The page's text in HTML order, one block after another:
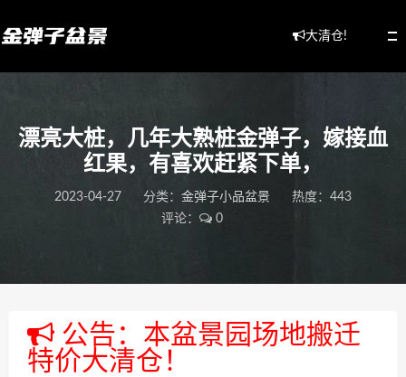
大清仓!
漂亮大桩，几年大熟桩金弹子，嫁接血
红果，有喜欢赶紧下单，
2023-04-27 分类： 金弹子小品盆景
热度：443
评论：
0
公告：本盆景园场地搬迁
特价大清仓！